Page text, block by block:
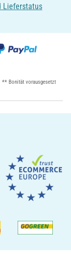
Lieferstatus
** Bonität vorausgesetzt